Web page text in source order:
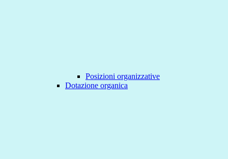
Posizioni organizzative
Dotazione organica